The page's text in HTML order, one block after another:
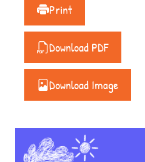
Print
Download PDF
Download Image